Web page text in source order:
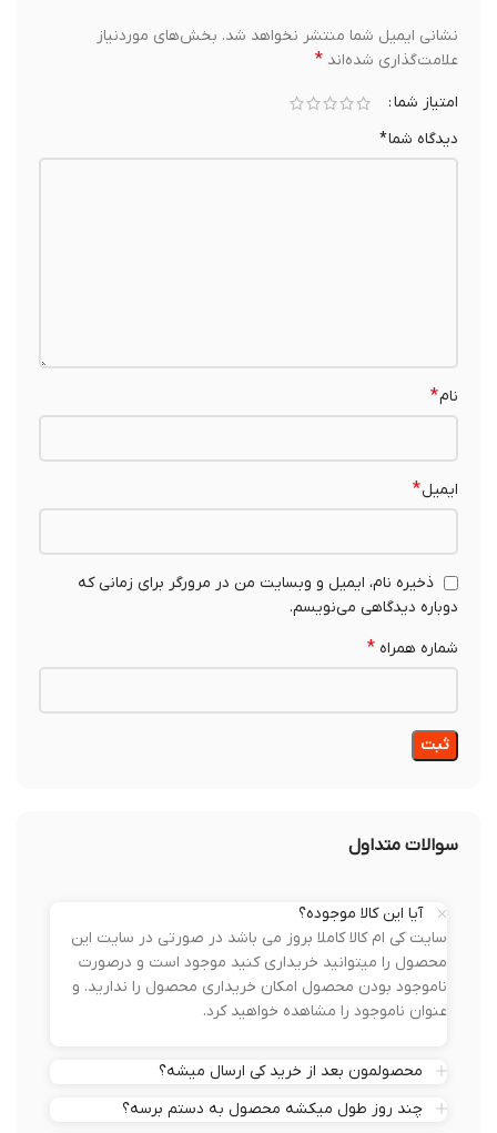
نشانی ایمیل شما منتشر نخواهد شد. بخش‌های موردنیاز
علامت‌گذاری شده‌اند*
امتیاز شما
دیدگاه شما*
ایمیل*
ذخیره نام، ایمیل و وبسایت من در مرورگر برای زمانی که
دوباره دیدگاهی می‌نویسم.
شماره همراه*
سوالات متداول
آیا این کالا موجوده؟
سایت کی ام کالا کاملا بروز می باشد در صورتی در سایت این
محصول را میتوانید خریداری کنید موجود است و درصورت
ناموجود بودن محصول امکان خریداری محصول را ندارید. و
عنوان ناموجود را مشاهده خواهید کرد.
محصولمون بعد از خرید کی ارسال میشه؟
چند روز طول میکشه محصول به دستم برسه؟